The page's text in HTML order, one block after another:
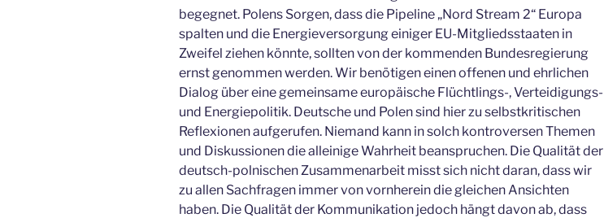
begegnet. Polens Sorgen, dass die Pipeline „Nord Stream 2“ Europa
spalten und die Energieversorgung einiger EU-Mitgliedsstaaten in
Zweifel ziehen könnte, sollten von der kommenden Bundesregierung
ernst genommen werden. Wir benötigen einen offenen und ehrlichen
Dialog über eine gemeinsame europäische Flüchtlings-, Verteidigungs-
und Energiepolitik. Deutsche und Polen sind hier zu selbstkritischen
Reflexionen aufgerufen. Niemand kann in solch kontroversen Themen
und Diskussionen die alleinige Wahrheit beanspruchen. Die Qualität der
deutsch-polnischen Zusammenarbeit misst sich nicht daran, dass wir
zu allen Sachfragen immer von vornherein die gleichen Ansichten
haben. Die Qualität der Kommunikation jedoch hängt davon ab, dass